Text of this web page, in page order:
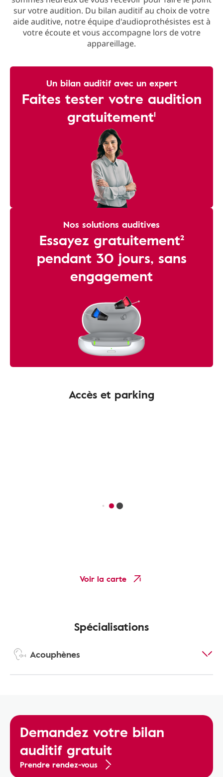
sur votre audition. Du bilan auditif au choix de votre
aide auditive, notre équipe d'audioprothésistes est à
votre écoute et vous accompagne lors de votre
appareillage.
Un bilan auditif avec un expert
Faites tester votre audition
gratuitement¹
Nos solutions auditives
Essayez gratuitement²
pendant 30 jours, sans
engagement
Accès et parking
Voir la carte
Spécialisations
Acouphènes
Demandez votre bilan
auditif gratuit
Prendre rendez-vous